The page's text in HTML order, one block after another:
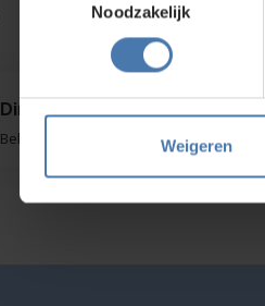
Noodzakelijk
Weigeren
Direct en snel contact
Bel Whatsapp of mail